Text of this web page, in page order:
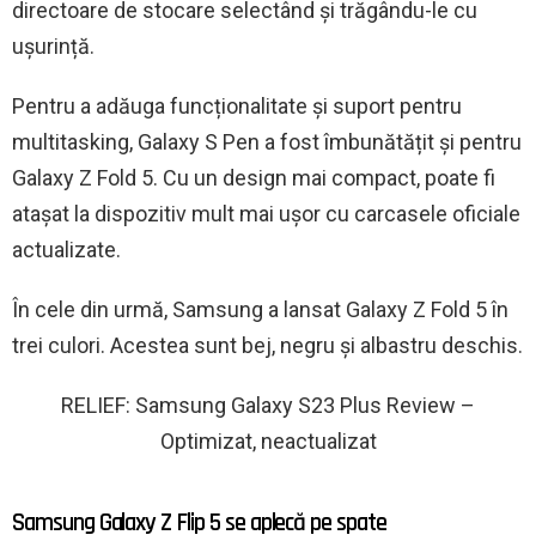
directoare de stocare selectând și trăgându-le cu
ușurință.
Pentru a adăuga funcționalitate și suport pentru
multitasking, Galaxy S Pen a fost îmbunătățit și pentru
Galaxy Z Fold 5. Cu un design mai compact, poate fi
atașat la dispozitiv mult mai ușor cu carcasele oficiale
actualizate.
În cele din urmă, Samsung a lansat Galaxy Z Fold 5 în
trei culori. Acestea sunt bej, negru și albastru deschis.
RELIEF: Samsung Galaxy S23 Plus Review –
Optimizat, neactualizat
Samsung Galaxy Z Flip 5 se aplecă pe spate